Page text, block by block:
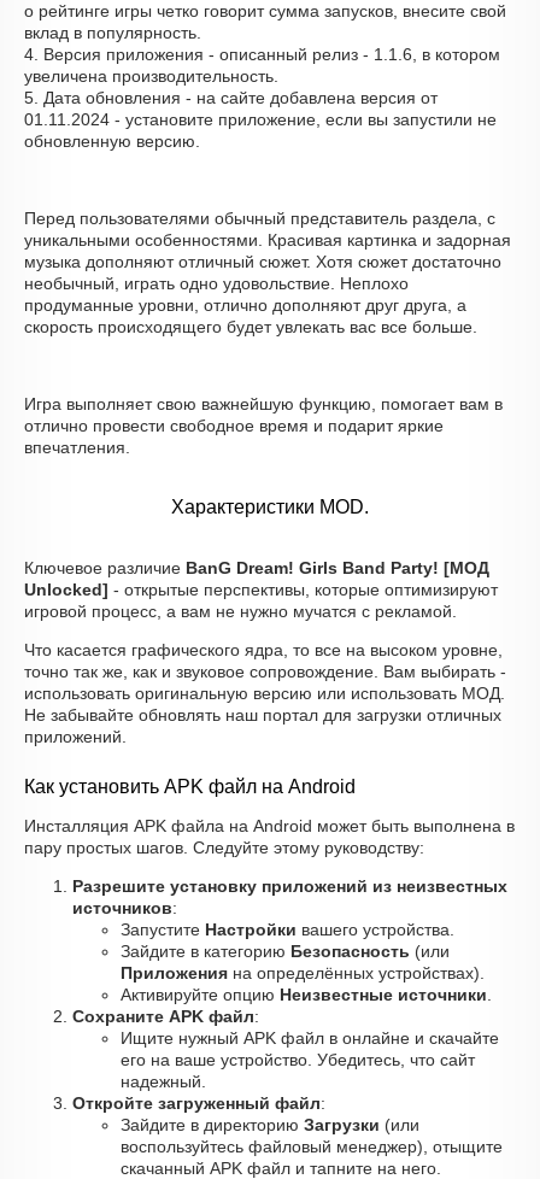
о рейтинге игры четко говорит сумма запусков, внесите свой
вклад в популярность.
4. Версия приложения - описанный релиз - 1.1.6, в котором
увеличена производительность.
5. Дата обновления - на сайте добавлена версия от
01.11.2024 - установите приложение, если вы запустили не
обновленную версию.
Перед пользователями обычный представитель раздела, с
уникальными особенностями. Красивая картинка и задорная
музыка дополняют отличный сюжет. Хотя сюжет достаточно
необычный, играть одно удовольствие. Неплохо
продуманные уровни, отлично дополняют друг друга, а
скорость происходящего будет увлекать вас все больше.
Игра выполняет свою важнейшую функцию, помогает вам в
отлично провести свободное время и подарит яркие
впечатления.
Характеристики MOD.
Ключевое различие BanG Dream! Girls Band Party! [МОД
Unlocked] - открытые перспективы, которые оптимизируют
игровой процесс, а вам не нужно мучатся с рекламой.
Что касается графического ядра, то все на высоком уровне,
точно так же, как и звуковое сопровождение. Вам выбирать -
использовать оригинальную версию или использовать МОД.
Не забывайте обновлять наш портал для загрузки отличных
приложений.
Как установить APK файл на Android
Инсталляция APK файла на Android может быть выполнена в
пару простых шагов. Следуйте этому руководству:
Разрешите установку приложений из неизвестных
источников:
Запустите Настройки вашего устройства.
Зайдите в категорию Безопасность (или
Приложения на определённых устройствах).
Активируйте опцию Неизвестные источники
Сохраните APK файл:
Ищите нужный APK файл в онлайне и скачайте
его на ваше устройство. Убедитесь, что сайт
надежный.
Откройте загруженный файл:
Зайдите в директорию Загрузки (или
воспользуйтесь файловый менеджер), отыщите
скачанный APK файл и тапните на него.